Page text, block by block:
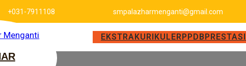
+031-7911108 smpalazharmenganti@gmail.com
EKSTRAKURIKULER PPDB PRESTASI